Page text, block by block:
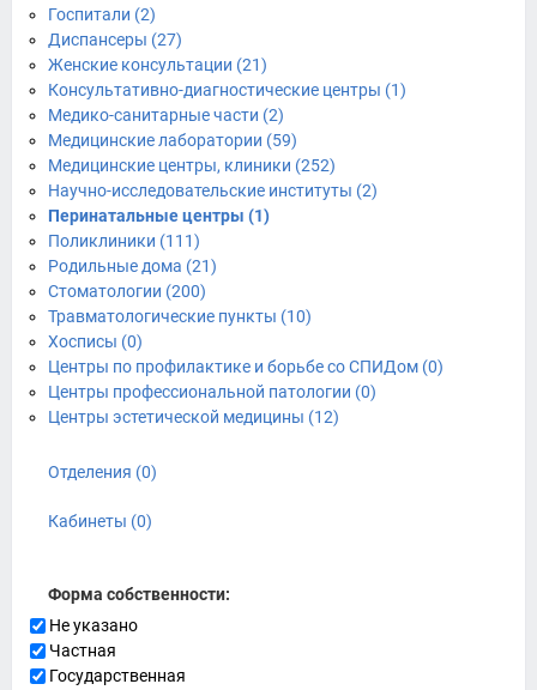
Госпитали (2)
Диспансеры (27)
Женские консультации (21)
Консультативно-диагностические центры (1)
Медико-санитарные части (2)
Медицинские лаборатории (59)
Медицинские центры, клиники (252)
Научно-исследовательские институты (2)
Перинатальные центры (1)
Поликлиники (111)
Родильные дома (21)
Стоматологии (200)
Травматологические пункты (10)
Хосписы (0)
Центры по профилактике и борьбе со СПИДом (0)
Центры профессиональной патологии (0)
Центры эстетической медицины (12)
Отделения (0)
Кабинеты (0)
Форма собственности:
Не указано
Частная
Государственная